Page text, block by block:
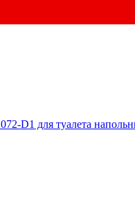
D1 для туалета